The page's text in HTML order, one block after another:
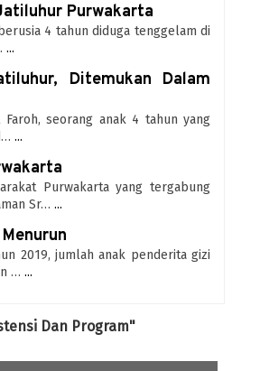
Purwakarta
berusia 4 tahun diduga tenggelam di
...
Ditemukan Dalam
Faroh, seorang anak 4 tahun yang
...
Purwakarta yang tergabung
Sr… ...
2019, jumlah anak penderita gizi
… ...
Dan Program"